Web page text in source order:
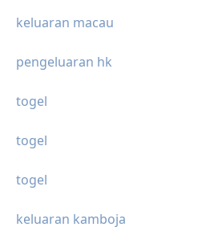
keluaran macau
pengeluaran hk
togel
togel
togel
keluaran kamboja